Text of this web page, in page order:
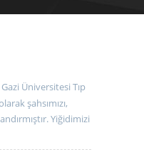
Üniversitesi Tıp
şahsımızı,
Yiğidimizi